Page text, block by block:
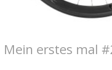
Mein erstes mal